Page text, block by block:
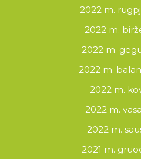
2022 m.
2022 m.
2022 m.
2022 m.
2022 m.
2022 m.
2022 m.
2021 m.